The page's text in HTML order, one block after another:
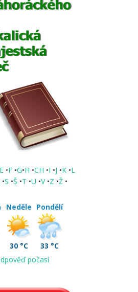
E •F •G•H •CH •I •J •K •L
•S •Š •T •U •V •Z •Ž •
Neděle
30 °C
Pondělí
33 °C
počasí